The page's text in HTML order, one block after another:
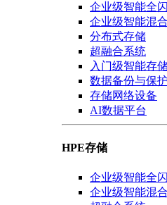
企业级智能全
企业级智能混
分布式存储
超融合系统
入门级智能存
数据备份与保护
存储网络设备
AI数据平台
HPE存储
企业级智能全
企业级智能混